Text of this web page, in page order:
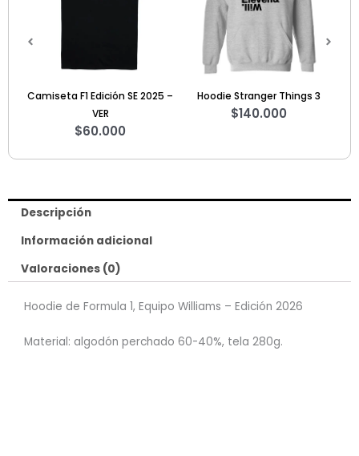
Camiseta F1 Edición SE 2025 –
VER
$60.000
Hoodie Stranger Things 3
$140.000
Descripción
Información adicional
Valoraciones (0)
Hoodie de Formula 1, Equipo Williams – Edición 2026
Material: algodón perchado 60-40%, tela 280g.